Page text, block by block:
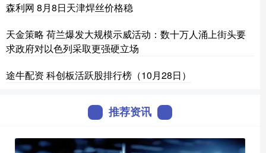
森利网 8月8日天津焊丝价格稳
天金策略 荷兰爆发大规模示威活动：数十万人涌上街头要
求政府对以色列采取更强硬立场
途牛配资 科创板活跃股排行榜（10月28日）
推荐资讯